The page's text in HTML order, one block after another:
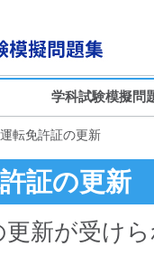
学科試験模擬問
運転免許証の更新
証の更新
更新が受け